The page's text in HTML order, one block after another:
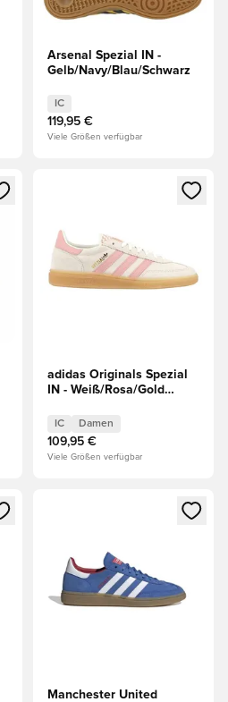
Arsenal Spezial IN -
Gelb/Navy/Blau/Schwarz
IC
119,95 €
Viele Größen verfügbar
zum Anmelden oder Registrieren
Öffnet ein neues Fenster
adidas Originals Spezial
IN - Weiß/Rosa/Gold
IC Damen
109,95 €
Viele Größen verfügbar
zum Anmelden oder Registrieren
Öffnet ein neues Fenster
Manchester United